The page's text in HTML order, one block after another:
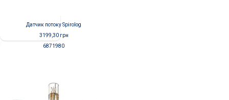
Датчик потоку Spirolog
3199,30грн
6871980